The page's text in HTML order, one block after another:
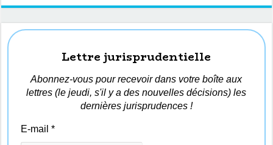
Lettre jurisprudentielle
Abonnez-vous pour recevoir dans votre boîte aux
lettres (le jeudi, s'il y a des nouvelles décisions) les
dernières jurisprudences !
E-mail*